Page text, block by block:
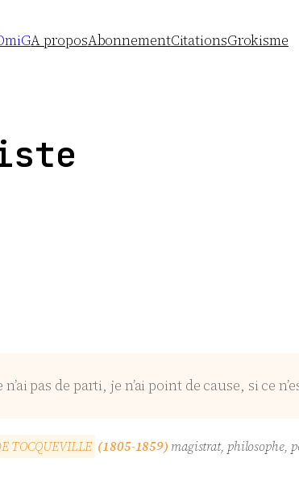
A proposAbonnementCitationsGrokisme
n’ai pas de parti, je n’ai point de cause, si ce
ETOCQUEVILLE (1805-1859) magistrat, philosophe,